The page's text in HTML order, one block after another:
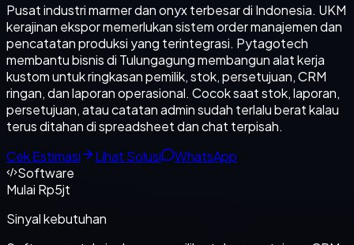
Pusat industri marmer dan onyx terbesar di Indonesia. UKM
kerajinan ekspor memerlukan sistem order manajemen dan
pencatatan produksi yang terintegrasi. Pytagotech
membantu bisnis di Tulungagung membangun alat kerja
kustom untuk ringkasan pemilik, stok, persetujuan, CRM
ringan, dan laporan operasional. Cocok saat stok, laporan,
persetujuan, atau catatan admin sudah terlalu berat kalau
terus ditahan di spreadsheet dan chat terpisah.
Cek Estimasi
Lihat Solusi
WhatsApp
Software
Mulai Rp5jt
Sinyal kebutuhan